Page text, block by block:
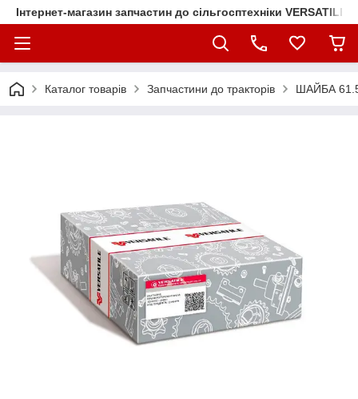
Інтернет-магазин запчастин до сільгосптехніки VERSATILE
Каталог товарів Запчастини до тракторів ШАЙБА